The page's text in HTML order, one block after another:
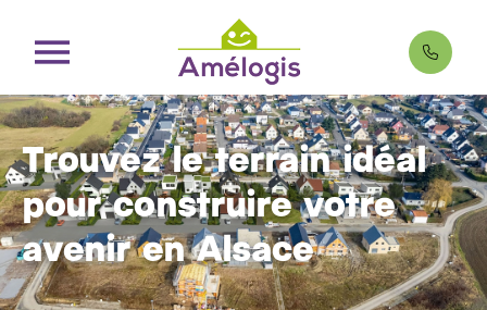
Trouvez le terrain idéal
pour construire votre
avenir en Alsace